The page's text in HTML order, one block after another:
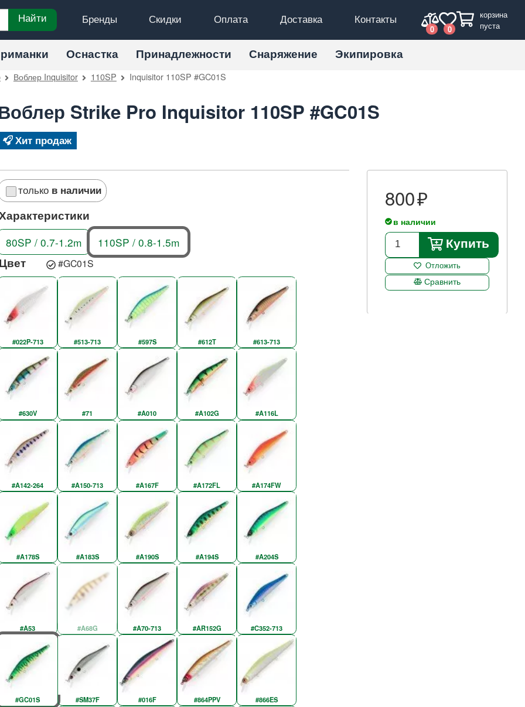
Бренды Скидки Оплата Доставка Контакты
Найти
0 0
корзина
пуста
Оснастка Принадлежности Снаряжение Экипировка
Воблер Inquisitor 110SP Inquisitor 110SP #GC01S
Strike Pro Inquisitor 110SP #GC01S
Хит продаж
только в наличии
80SP / 0.7-1.2m 110SP / 0.8-1.5m
Цвет #GC01S
#022P-713 #513-713 #597S #612T #613-713
#630V #71 #A010 #A102G #A116L
#A142-264 #A150-713 #A167F #A172FL #A174FW
#A178S #A183S #A190S #A194S #A204S
#A53 #A68G #A70-713 #AR152G #C352-713
#GC01S #SM37F #016F #864PPV #866ES
800
в наличии
Купить
Отложить
Сравнить